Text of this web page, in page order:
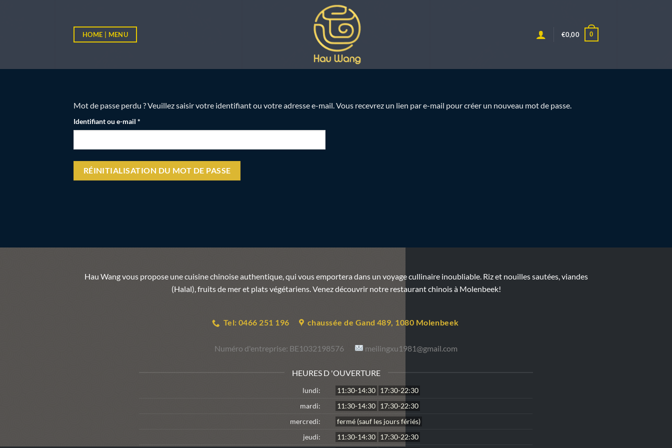
HOME | MENU €0,00 0
Mot de passe perdu ? Veuillez saisir votre identifiant ou votre adresse e-mail. Vous recevrez un lien par e-mail pour créer un nouveau mot de passe.
Identifiant ou e-mail *
RÉINITIALISATION DU MOT DE PASSE
Hau Wang vous propose une cuisine chinoise authentique, qui vous emportera dans un voyage cullinaire inoubliable. Riz et nouilles sautées, viandes
(Halal), fruits de mer et plats végétariens. Venez découvrir notre restaurant chinois à Molenbeek!
Tel: 0466 251 196 chaussée de Gand 489, 1080 Molenbeek
Numéro d'entreprise: BE1032198576 meilingxu1981@gmail.com
HEURES D 'OUVERTURE
lundi: 11:30-14:30 17:30-22:30
mardi:
11:30-14:30 17:30-22:30
mercredi:
fermé (sauf les jours fériés)
jeudi:
11:30-14:30 17:30-22:30